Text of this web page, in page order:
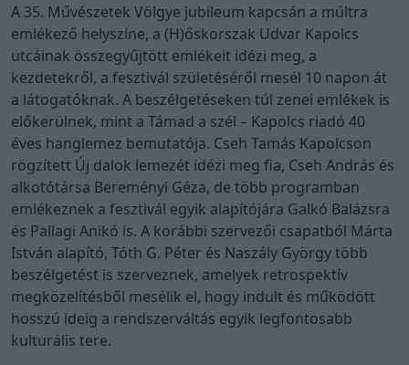
A 35. Művészetek Völgye jubileum kapcsán a múltra
emlékező helyszíne, a (H)őskorszak Udvar Kapolcs
utcáinak összegyűjtött emlékeit idézi meg, a
kezdetekről, a fesztivál születéséről mesél 10 napon át
a látogatóknak. A beszélgetéseken túl zenei emlékek is
előkerülnek, mint a Támad a szél – Kapolcs riadó 40
éves hanglemez bemutatója. Cseh Tamás Kapolcson
rögzített Új dalok lemezét idézi meg fia, Cseh András és
alkotótársa Bereményi Géza, de több programban
emlékeznek a fesztivál egyik alapítójára Galkó Balázsra
és Pallagi Anikó is. A korábbi szervezői csapatból Márta
István alapító, Tóth G. Péter és Naszály György több
beszélgetést is szerveznek, amelyek retrospektív
megközelítésből mesélik el, hogy indult és működött
hosszú ideig a rendszerváltás egyik legfontosabb
kulturális tere.